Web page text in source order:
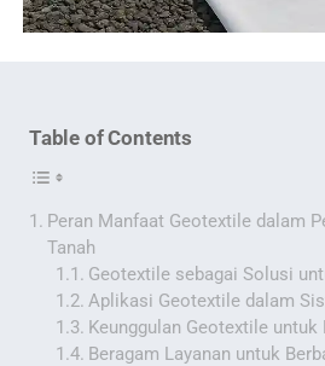
Table of Contents
Peran Manfaat Geotextile dalam
Tanah
Geotextile sebagai Solusi
Aplikasi Geotextile dalam
Keunggulan Geotextile
Beragam Layanan untuk